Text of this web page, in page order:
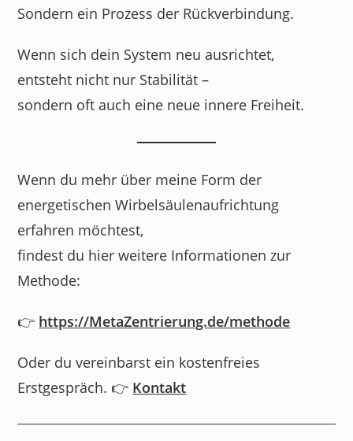
Sondern ein Prozess der Rückverbindung.
Wenn sich dein System neu ausrichtet,
entsteht nicht nur Stabilität –
sondern oft auch eine neue innere Freiheit.
Wenn du mehr über meine Form der
energetischen Wirbelsäulenaufrichtung
erfahren möchtest,
findest du hier weitere Informationen zur
Methode:
👉 https://MetaZentrierung.de/methode
Oder du vereinbarst ein kostenfreies
Erstgespräch. 👉 Kontakt